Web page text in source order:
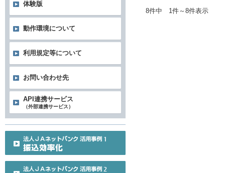
8件中 1件～8件表示
体験版
動作環境について
利用規定等について
お問い合わせ先
API連携サービス
（外部連携サービス）